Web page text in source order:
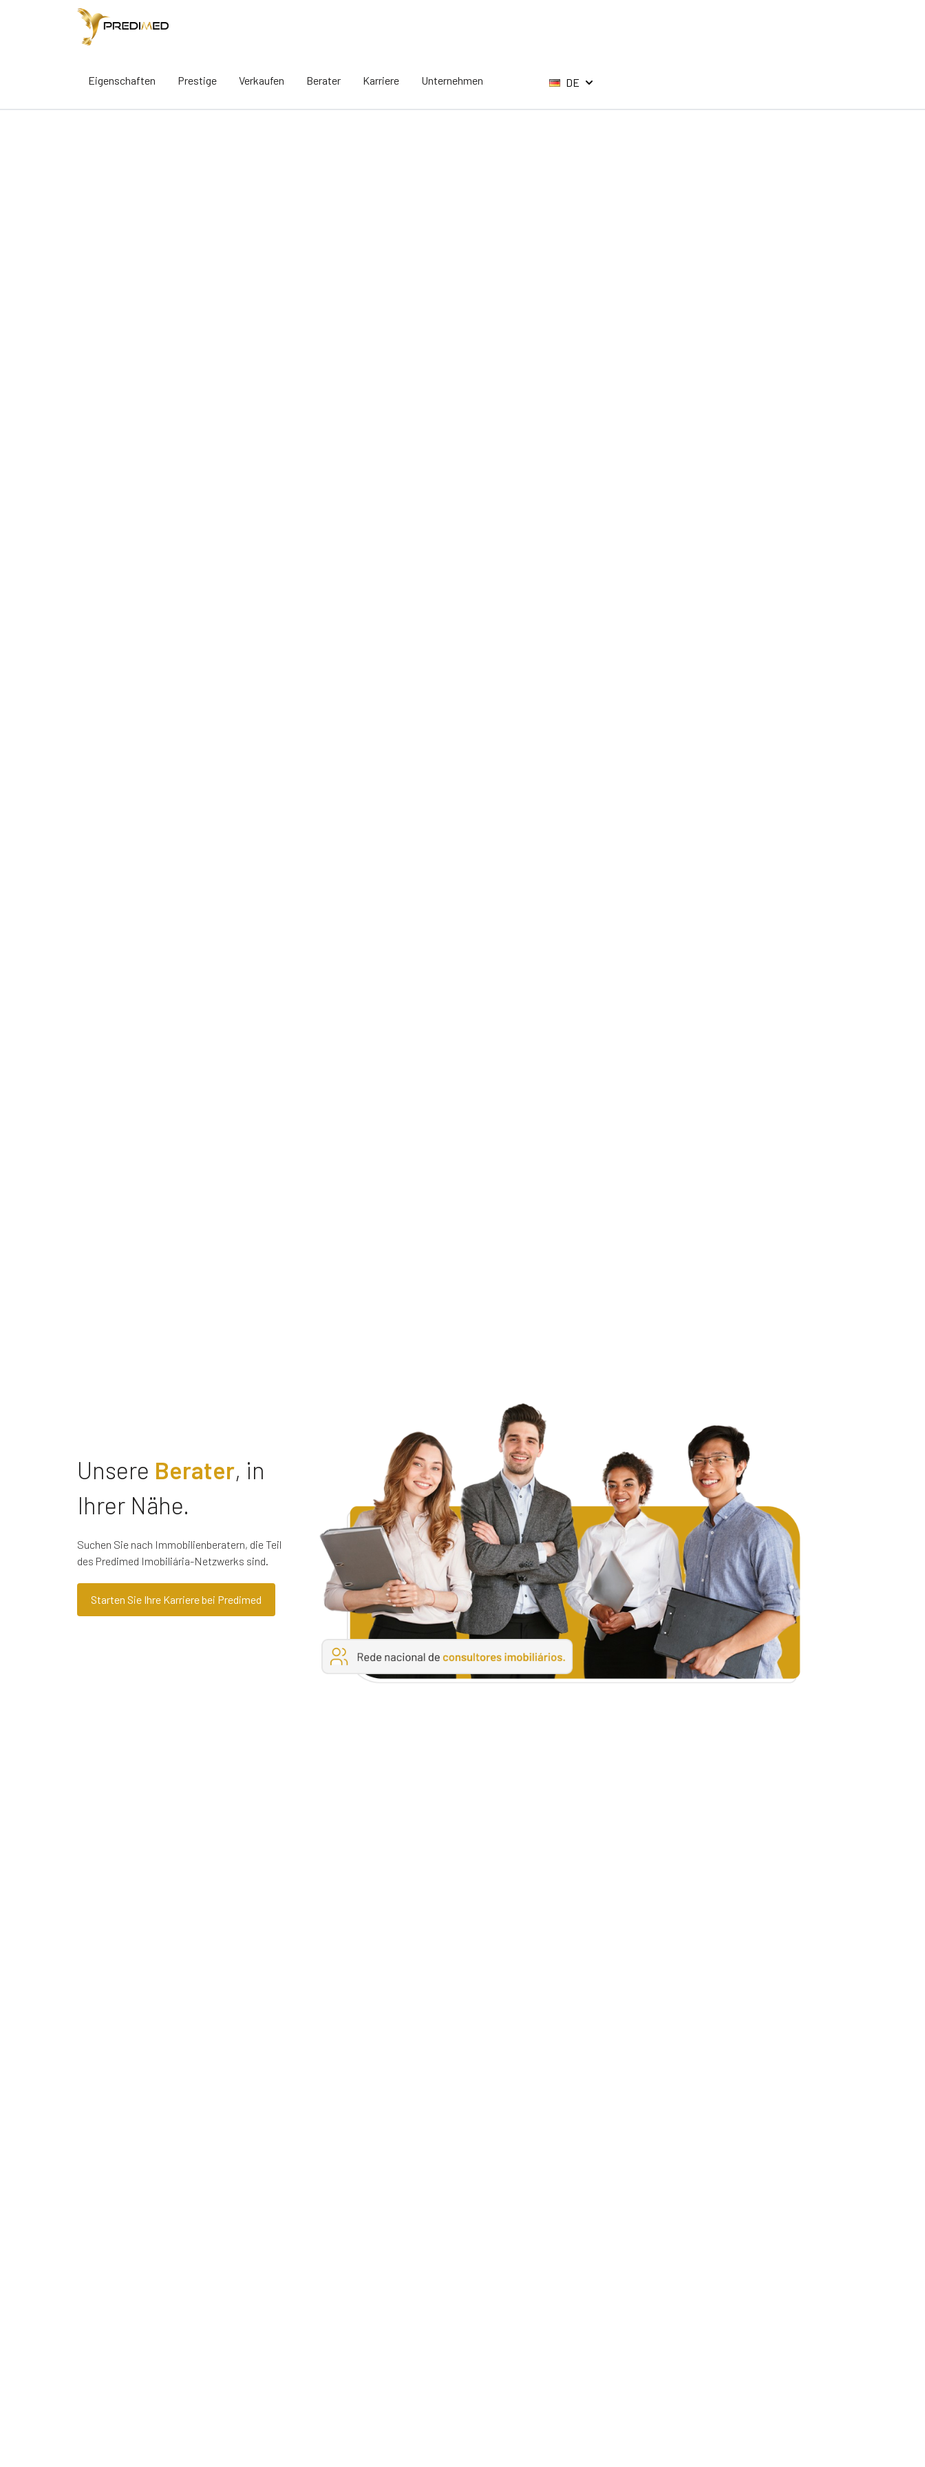
Eigenschaften Prestige Verkaufen Berater Karriere Unternehmen DE
Unsere Berater, in
Ihrer Nähe.
Suchen Sie nach Immobilienberatern, die Teil
des Predimed Imobiliária-Netzwerks sind.
Starten Sie Ihre Karriere bei Predimed